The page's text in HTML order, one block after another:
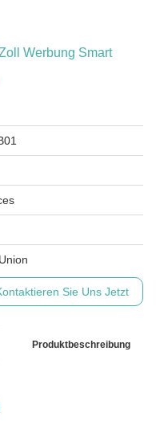
Werbung Smart
Sie Uns Jetzt
Produktbeschreibung